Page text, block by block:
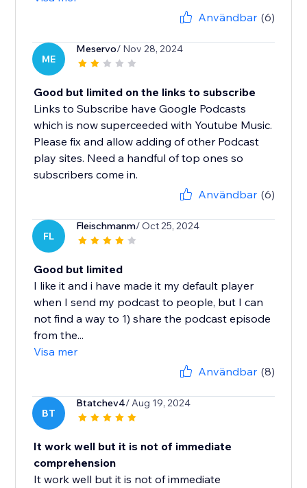
Användbar (6)
ME
Meservo/ Nov 28, 2024
Good but limited on the links to subscribe
Links to Subscribe have Google Podcasts
which is now superceeded with Youtube Music.
Please fix and allow adding of other Podcast
play sites. Need a handful of top ones so
subscribers come in.
Användbar (6)
FL
Fleischmanm/ Oct 25, 2024
Good but limited
I like it and i have made it my default player
when I send my podcast to people, but I can
not find a way to 1) share the podcast episode
from the...
Visa mer
Användbar (8)
BT
Btatchev4/ Aug 19, 2024
It work well but it is not of immediate
comprehension
It work well but it is not of immediate